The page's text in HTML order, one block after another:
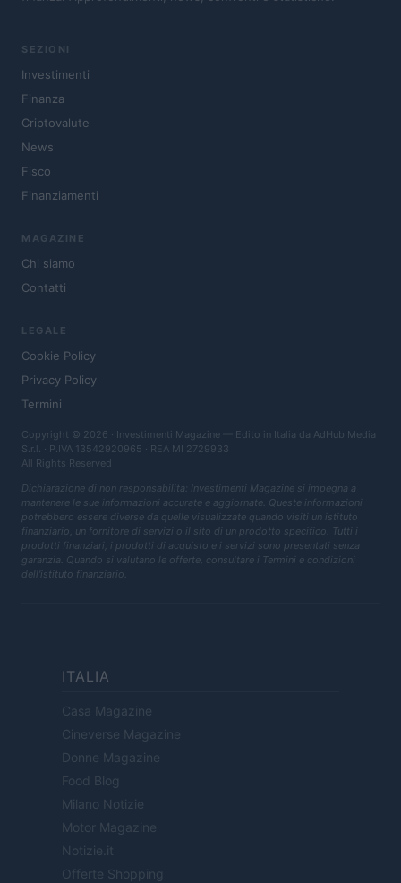
SEZIONI
Investimenti
Finanza
Criptovalute
News
Fisco
Finanziamenti
MAGAZINE
Chi siamo
Contatti
LEGALE
Cookie Policy
Privacy Policy
Termini
Copyright © 2026 · Investimenti Magazine — Edito in Italia da AdHub Media
S.r.l. · P.IVA 13542920965 · REA MI 2729933
All Rights Reserved
Dichiarazione di non responsabilità: Investimenti Magazine si impegna a
mantenere le sue informazioni accurate e aggiornate. Queste informazioni
potrebbero essere diverse da quelle visualizzate quando visiti un istituto
finanziario, un fornitore di servizi o il sito di un prodotto specifico. Tutti i
prodotti finanziari, i prodotti di acquisto e i servizi sono presentati senza
garanzia. Quando si valutano le offerte, consultare i Termini e condizioni
dell'istituto finanziario.
ITALIA
Casa Magazine
Cineverse Magazine
Donne Magazine
Food Blog
Milano Notizie
Motor Magazine
Notizie.it
Offerte Shopping